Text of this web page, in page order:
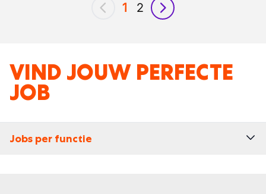
vorig
1 2
volgende
VIND JOUW PERFECTE
JOB
Jobs per functie